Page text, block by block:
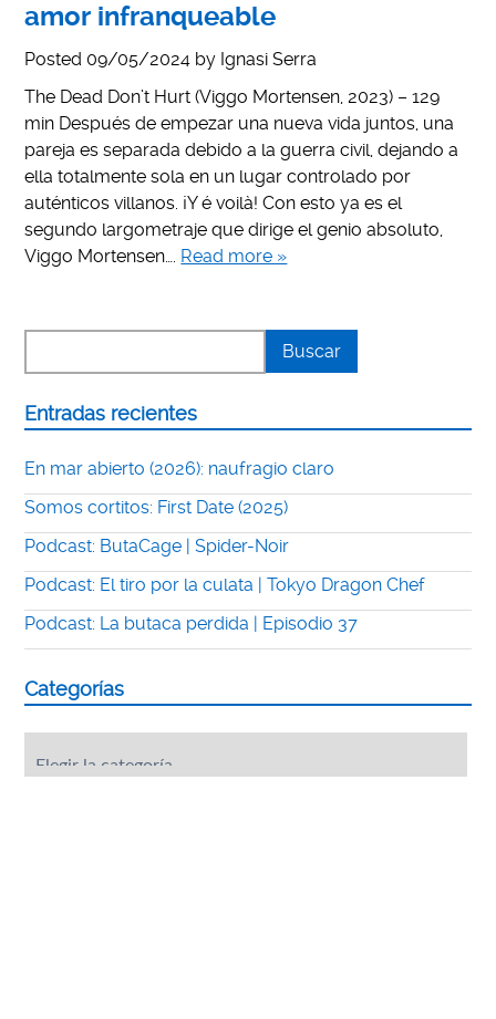
amor infranqueable
Posted 09/05/2024 by Ignasi Serra
The Dead Don’t Hurt (Viggo Mortensen, 2023) – 129
min Después de empezar una nueva vida juntos, una
pareja es separada debido a la guerra civil, dejando a
ella totalmente sola en un lugar controlado por
auténticos villanos. ¡Y é voilà! Con esto ya es el
segundo largometraje que dirige el genio absoluto,
Viggo Mortensen…. Read more »
Entradas recientes
En mar abierto (2026): naufragio claro
Somos cortitos: First Date (2025)
Podcast: ButaCage | Spider-Noir
Podcast: El tiro por la culata | Tokyo Dragon Chef
Podcast: La butaca perdida | Episodio 37
Categorías